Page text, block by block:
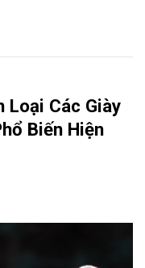
Loại Các Giày
Biến Hiện